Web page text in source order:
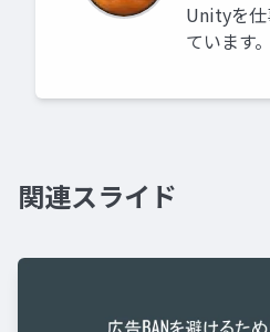
Unityを仕
ています
関連スライド